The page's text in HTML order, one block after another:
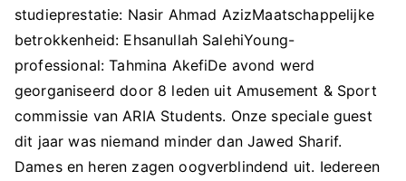
studieprestatie: Nasir Ahmad AzizMaatschappelijke
betrokkenheid: Ehsanullah SalehiYoung-
professional: Tahmina AkefiDe avond werd
georganiseerd door 8 leden uit Amusement & Sport
commissie van ARIA Students. Onze speciale guest
dit jaar was niemand minder dan Jawed Sharif.
Dames en heren zagen oogverblindend uit. Iedereen